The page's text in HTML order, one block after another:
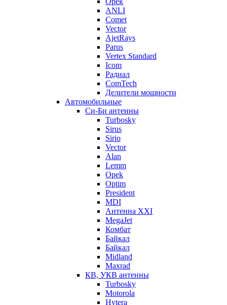
ANLI
Comet
Vector
AjetRays
Parus
Vertex Standard
Icom
Радиал
ComTech
Делители мощности
Автомобильные
Си-Би антенны
Turbosky
Sirus
Sirio
Vector
Alan
Lemm
Opek
Optim
President
MDI
Антенна XXI
MegaJet
Комбат
Байкал
Байкал
Midland
Maxrad
КВ, УКВ антенны
Turbosky
Motorola
Hytera